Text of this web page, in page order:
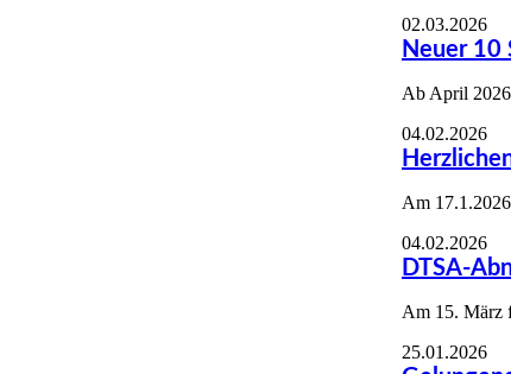
02.03.2026
Neuer 10
Ab April
04.02.2026
Am
04.02.2026
DTSA-
Am 15. März
25.01.2026